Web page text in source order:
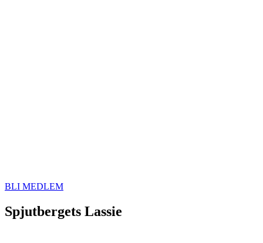
BLI MEDLEM
Spjutbergets Lassie